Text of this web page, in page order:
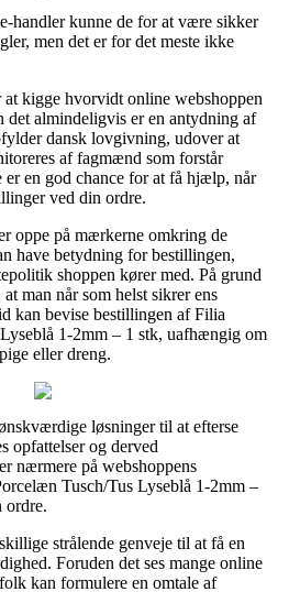
handler kunne de for at være sikker
men det er for det meste ikke
kigge hvorvidt online webshoppen
det almindeligvis er en antydning af
dansk lovgivning, udover at
af fagmænd som forstår
er en god chance for at få hjælp, når
ved din ordre.
oppe på mærkerne omkring de
have betydning for bestillingen,
shoppen kører med. På grund
man når som helst sikrer ens
kan bevise bestillingen af Filia
1-2mm – 1 stk, uafhængig om
eller dreng.
løsninger til at efterse
opfattelser og derved
nærmere på webshoppens
Tusch/Tus Lyseblå 1-2mm –
ordre.
strålende genveje til at få en
Foruden det ses mange online
kan formulere en omtale af